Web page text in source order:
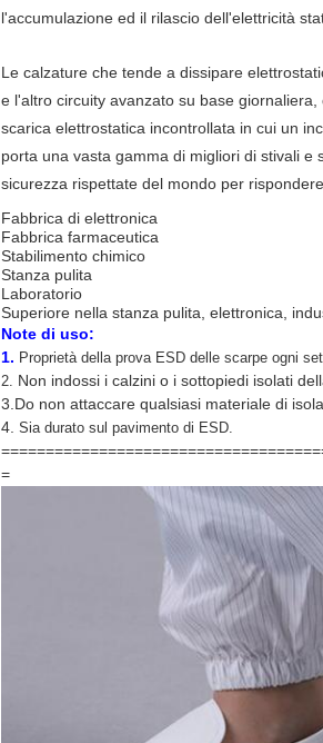
l'accumulazione ed il rilascio dell'elettricità
Le calzature che tende a dissipare
e l'altro circuity avanzato su base
scarica elettrostatica incontrollata in cui un
porta una vasta gamma di migliori di stivali
sicurezza rispettate del mondo per
Fabbrica di elettronica
Fabbrica farmaceutica
Stabilimento chimico
Stanza pulita
Laboratorio
Superiore nella stanza pulita, elettronica,
Note di uso:
1. Proprietà della prova ESD delle scarpe ogni
2. Non indossi i calzini o i sottopiedi isolati
3.Do non attaccare qualsiasi materiale di
4. Sia durato sul pavimento di ESD.
=